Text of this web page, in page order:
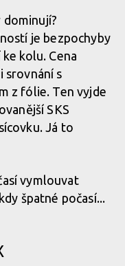
dominují?
je bezpochyby
kolu. Cena
srovnání s
z fólie. Ten vyjde
SKS
Já to
vymlouvat
špatné počasí...